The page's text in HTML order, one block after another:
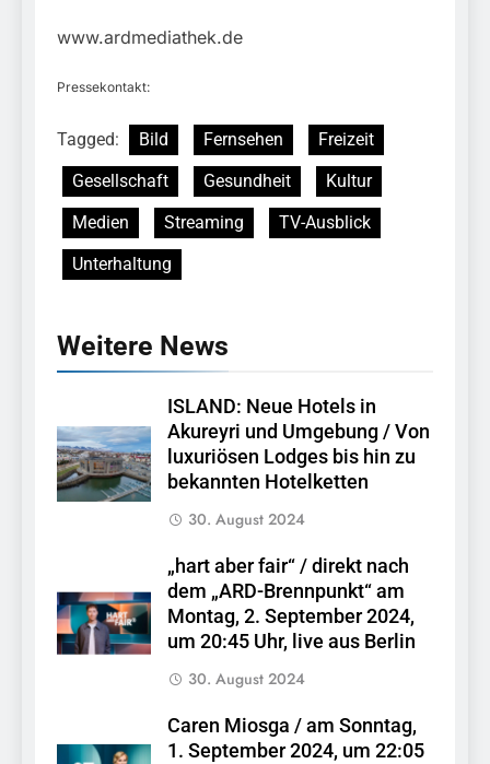
www.ardmediathek.de
Pressekontakt:
Tagged: Bild Fernsehen
Freizeit
Gesellschaft
Gesundheit
Kultur
Medien
Streaming
TV-Ausblick
Unterhaltung
Weitere News
ISLAND: Neue Hotels in
Akureyri und Umgebung / Von
luxuriösen Lodges bis hin zu
bekannten Hotelketten
30. August 2024
„hart aber fair“ / direkt nach
dem „ARD-Brennpunkt“ am
Montag, 2. September 2024,
um 20:45 Uhr, live aus Berlin
30. August 2024
Caren Miosga / am Sonntag,
1. September 2024, um 22:05